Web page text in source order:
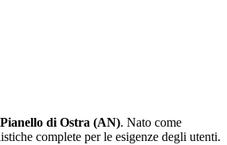
di Ostra (AN). Nato come
complete per le esigenze degli utenti.